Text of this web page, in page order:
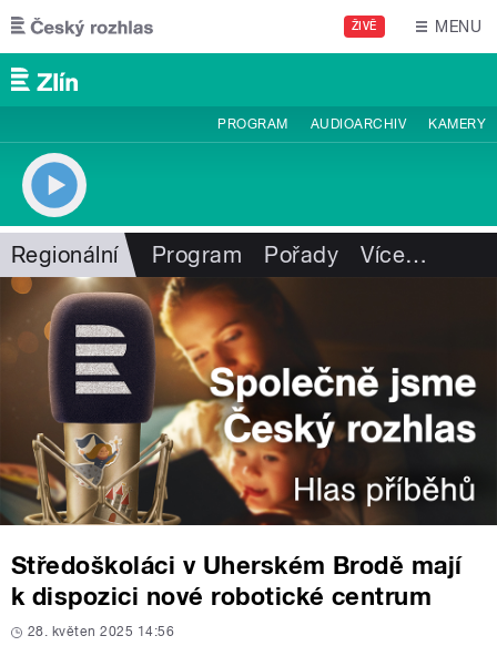
Přejít k hlavnímu obsahu
ŽIVĚ MENU
PROGRAM AUDIOARCHIV KAMERY
Regionální Program Pořady Více…
Středoškoláci v Uherském Brodě mají
k dispozici nové robotické centrum
28. květen 2025 14:56